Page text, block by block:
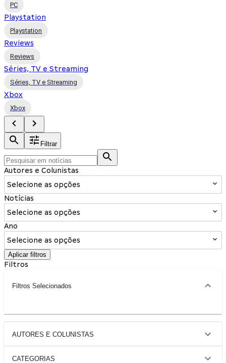
PC
Playstation
Playstation
Reviews
Reviews
Séries, TV e Streaming
Séries, TV e Streaming
Xbox
Xbox
Filtrar
Autores e Colunistas
Selecione as opções
Notícias
Selecione as opções
Ano
Selecione as opções
Aplicar filtros
Filtros
Filtros Selecionados
AUTORES E COLUNISTAS
CATEGORIAS